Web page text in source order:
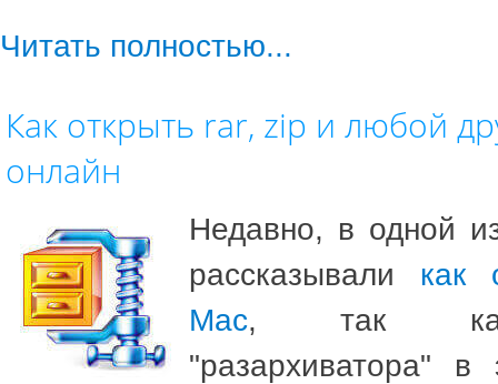
Читать полностью...
Как открыть rar, zip и любой
онлайн
Недавно, в одной
рассказывали как
Mac, так как
"разархиватора"